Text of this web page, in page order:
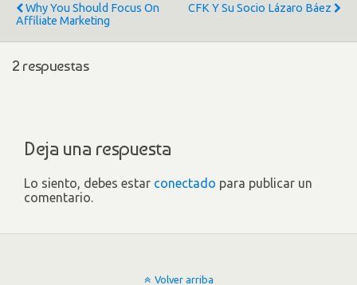
Why You Should Focus On
Affiliate Marketing
CFK Y Su Socio Lázaro Báez
2 respuestas
Deja una respuesta
Lo siento, debes estar conectado para publicar un
comentario.
Volver arriba